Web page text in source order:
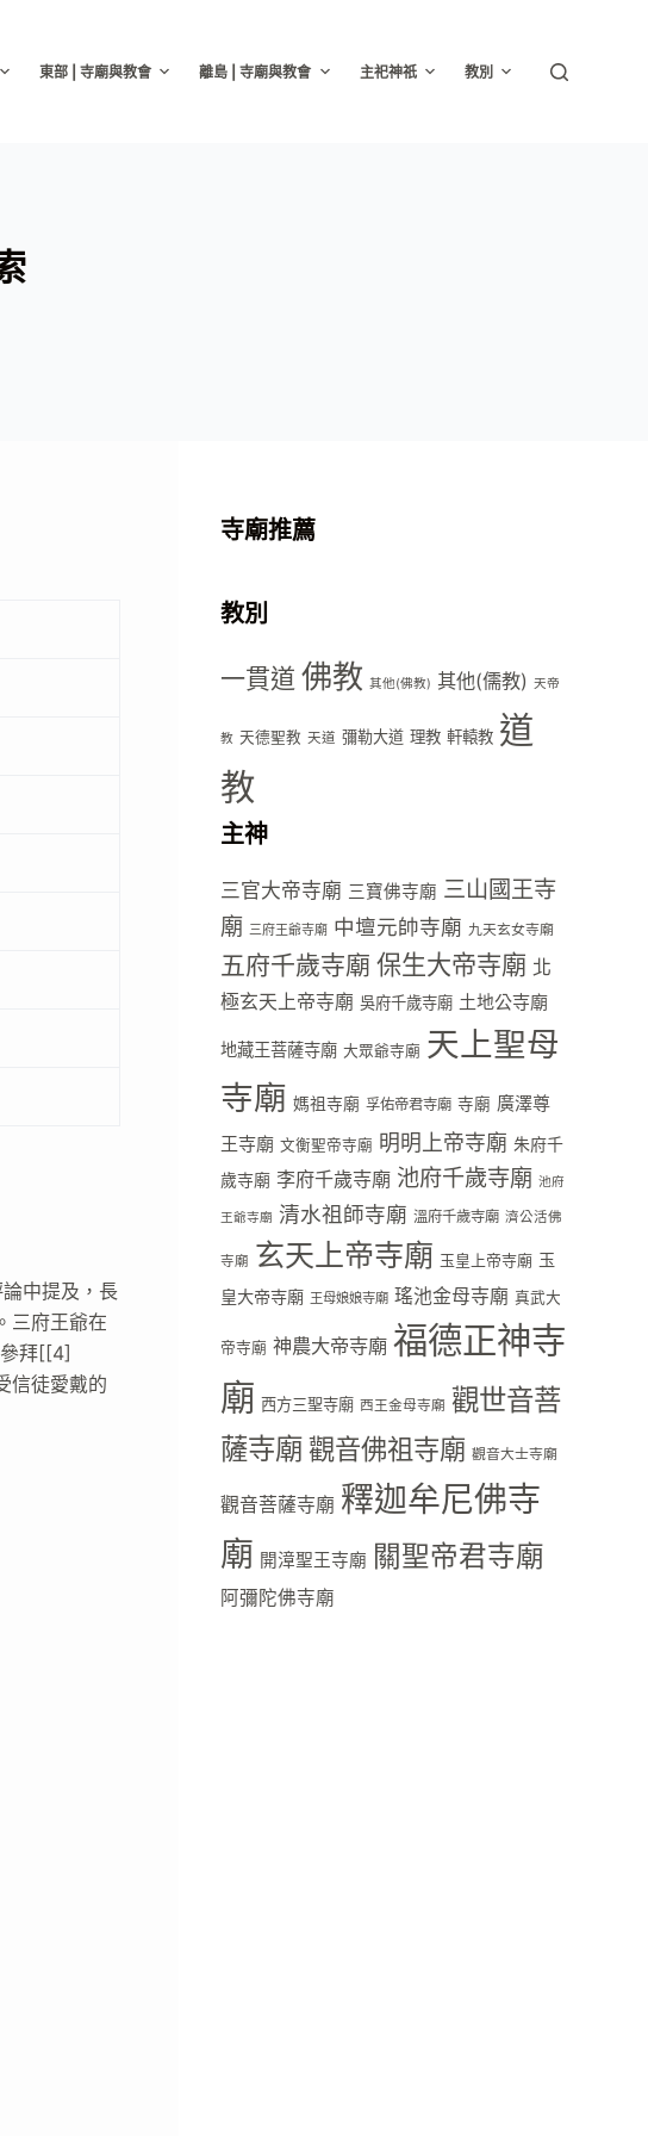
東部 | 寺廟與教會 離島 | 寺廟與教會 主祀神祇 教別
中提及，長
三府王爺在
拜[[4]
信徒愛戴的
寺廟推薦
教別
一貫道 佛教 其他(佛教) 其他(儒教) 天帝
教 天德聖教 天道 彌勒大道 理教 軒轅教 道
教
主神
三官大帝寺廟 三寶佛寺廟 三山國王寺
廟 三府王爺寺廟 中壇元帥寺廟 九天玄女寺廟
五府千歲寺廟 保生大帝寺廟 北
極玄天上帝寺廟 吳府千歲寺廟 土地公寺廟
地藏王菩薩寺廟 大眾爺寺廟 天上聖母
寺廟 媽祖寺廟 孚佑帝君寺廟 寺廟 廣澤尊
王寺廟 文衡聖帝寺廟 明明上帝寺廟 朱府千
歲寺廟 李府千歲寺廟 池府千歲寺廟 池府
王爺寺廟 清水祖師寺廟 溫府千歲寺廟 濟公活佛
寺廟 玄天上帝寺廟 玉皇上帝寺廟 玉
皇大帝寺廟 王母娘娘寺廟 瑤池金母寺廟 真武大
帝寺廟 神農大帝寺廟 福德正神寺
廟 西方三聖寺廟 西王金母寺廟 觀世音菩
薩寺廟觀音佛祖寺廟 觀音大士寺廟
觀音菩薩寺廟 釋迦牟尼佛寺
廟 開漳聖王寺廟 關聖帝君寺廟
阿彌陀佛寺廟